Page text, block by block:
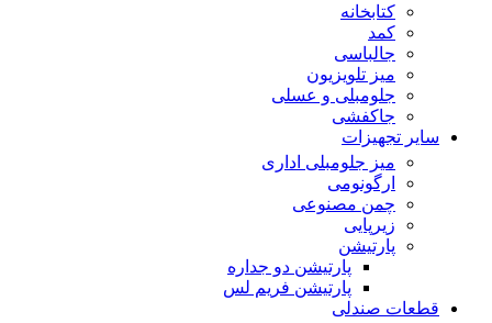
کتابخانه
کمد
جالباسی
میز تلویزیون
جلومبلی و عسلی
جاکفشی
سایر تجهیزات
میز جلومبلی اداری
ارگونومی
چمن مصنوعی
زیرپایی
پارتیشن
پارتیشن دو جداره
پارتیشن فریم لس
قطعات صندلی